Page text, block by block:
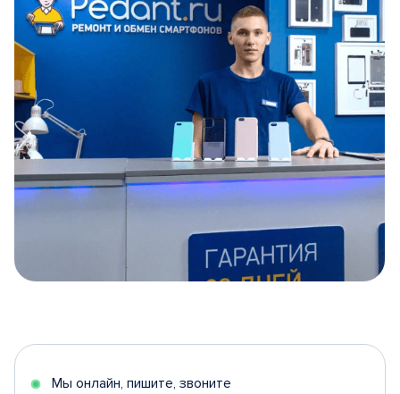
5
Мы онлайн, пишите, звоните